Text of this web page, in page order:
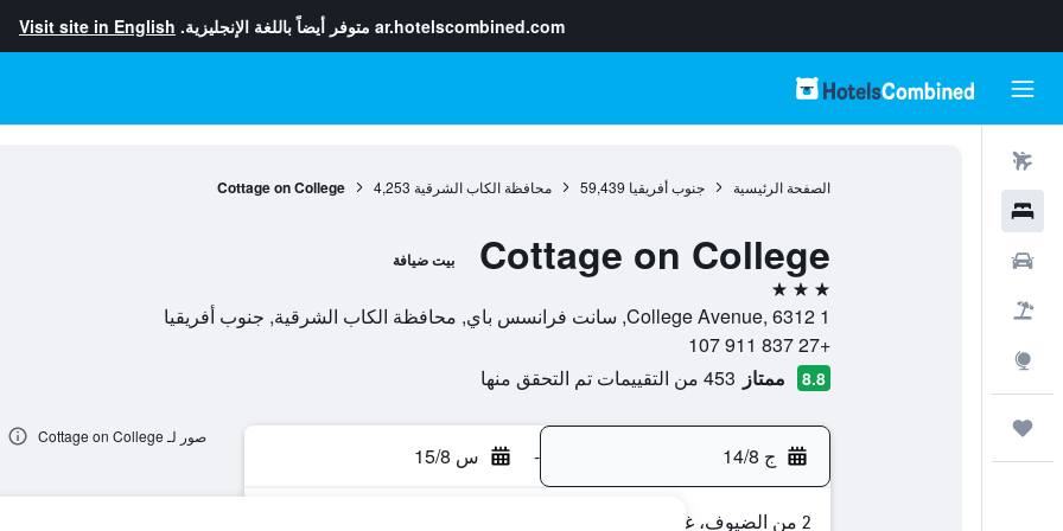
ar.hotelscombined.com متوفر أيضاً باللغة الإنجليزية. Visit site in English
الصفحة الرئيسية جنوب أفريقيا 59,439 محافظة الكاب الشرقية 4,253
Cottage on College
Cottage on College بيت ضيافة
3 نجوم
1 College Avenue, 6312, سانت فرانسس باي, محافظة الكاب الشرقية, جنوب أفريقيا
+27 837 911 107
8.8 ممتاز 453 من التقييمات تم التحقق منها
ج 14/8 - س 15/8
2 من الضيوف، غرفة واحدة
صور لـ Cottage on College